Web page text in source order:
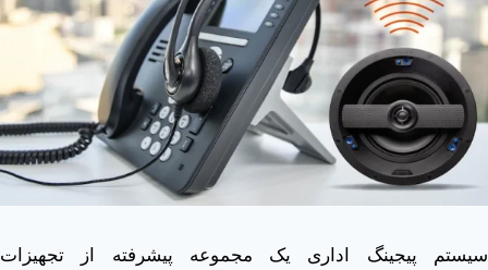
سیستم پیجینگ اداری یک مجموعه پیشرفته از تجهیزات